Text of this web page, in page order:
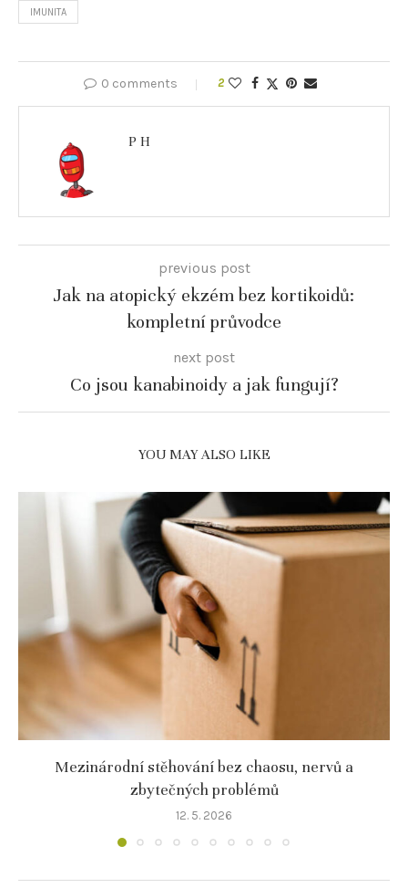
IMUNITA
0 comments 2
P H
previous post
Jak na atopický ekzém bez kortikoidů:
kompletní průvodce
next post
Co jsou kanabinoidy a jak fungují?
YOU MAY ALSO LIKE
Mezinárodní stěhování bez chaosu, nervů a
zbytečných problémů
12. 5. 2026